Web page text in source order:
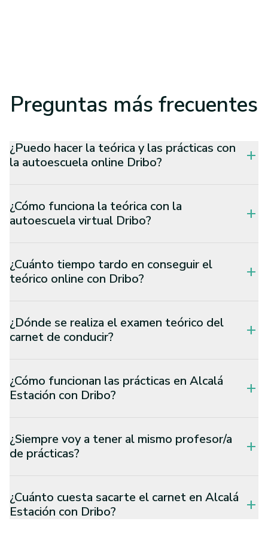
Preguntas más frecuentes
¿Puedo hacer la teórica y las prácticas con
la autoescuela online Dribo?
add
¿Cómo funciona la teórica con la
autoescuela virtual Dribo?
add
¿Cuánto tiempo tardo en conseguir el
teórico online con Dribo?
add
¿Dónde se realiza el examen teórico del
carnet de conducir?
add
¿Cómo funcionan las prácticas en Alcalá
Estación con Dribo?
add
¿Siempre voy a tener al mismo profesor/a
de prácticas?
add
¿Cuánto cuesta sacarte el carnet en Alcalá
Estación con Dribo?
add